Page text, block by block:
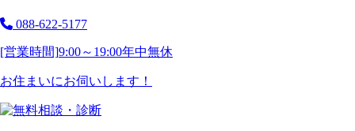
088-622-5177
[営業時間]9:00～19:00年中無休
お住まいにお伺いします！